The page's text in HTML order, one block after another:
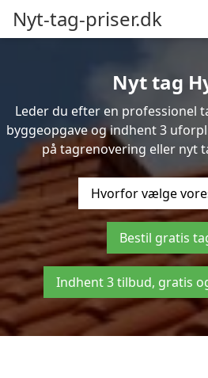
Nyt-tag-priser.dk
Nyt tag
Leder du efter en professionel
byggeopgave og indhent 3
på tagrenovering eller nyt
Hvorfor vælge
Bestil gratis
Indhent 3 tilbud, gratis